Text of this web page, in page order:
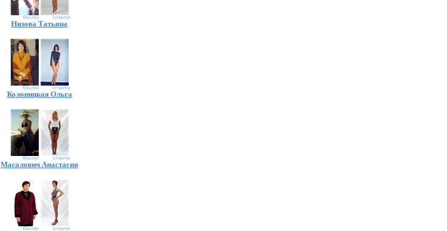
Низова Татьяна
Колоницкая Ольга
Масалович Анастасия